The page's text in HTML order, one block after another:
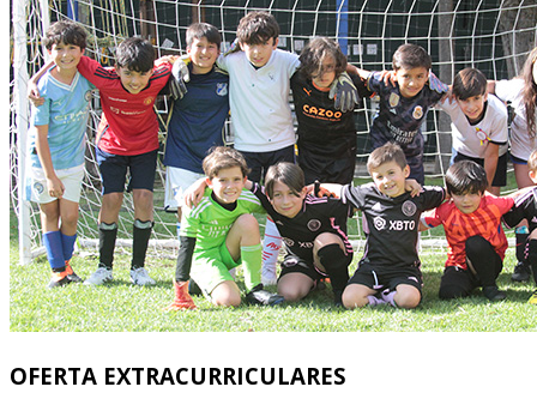
OFERTA EXTRACURRICULARES